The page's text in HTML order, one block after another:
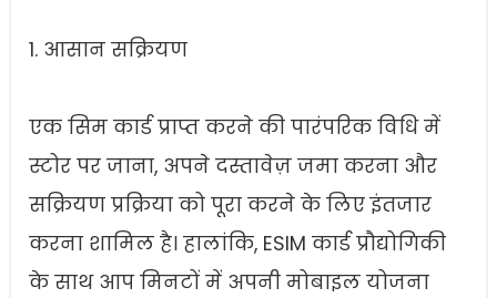
1. आसान सक्रियण
एक सिम कार्ड प्राप्त करने की पारंपरिक विधि में
स्टोर पर जाना, अपने दस्तावेज़ जमा करना और
सक्रियण प्रक्रिया को पूरा करने के लिए इंतजार
करना शामिल है। हालांकि, ESIM कार्ड प्रौद्योगिकी
के साथ आप मिनटों में अपनी मोबाइल योजना